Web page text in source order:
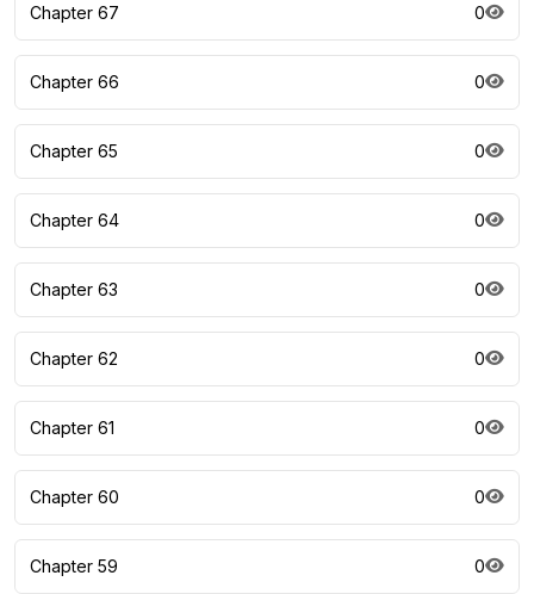
Chapter 67 0
Chapter 66 0
Chapter 65 0
Chapter 64 0
Chapter 63 0
Chapter 62 0
Chapter 61 0
Chapter 60 0
Chapter 59 0